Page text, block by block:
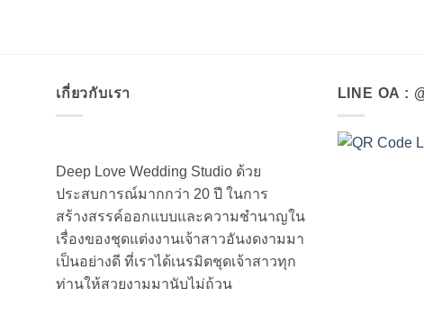
เกี่ยวกับเรา
Deep Love Wedding Studio ด้วย
ประสบการณ์มากกว่า 20 ปี ในการ
สร้างสรรค์ออกแบบและความชำนาญใน
เรื่องของชุดแต่งงานเจ้าสาวอันงดงามมา
เป็นอย่างดี ที่เราได้เนรมิตชุดเจ้าสาวทุก
ท่านให้สวยงามมานับไม่ถ้วน
LINE OA :